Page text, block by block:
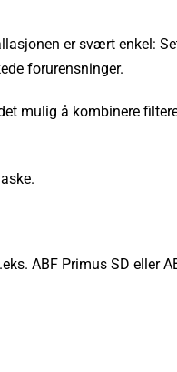
er svært enkel:
forurensninger.
mulig å kombinere
ABF Primus SD eller